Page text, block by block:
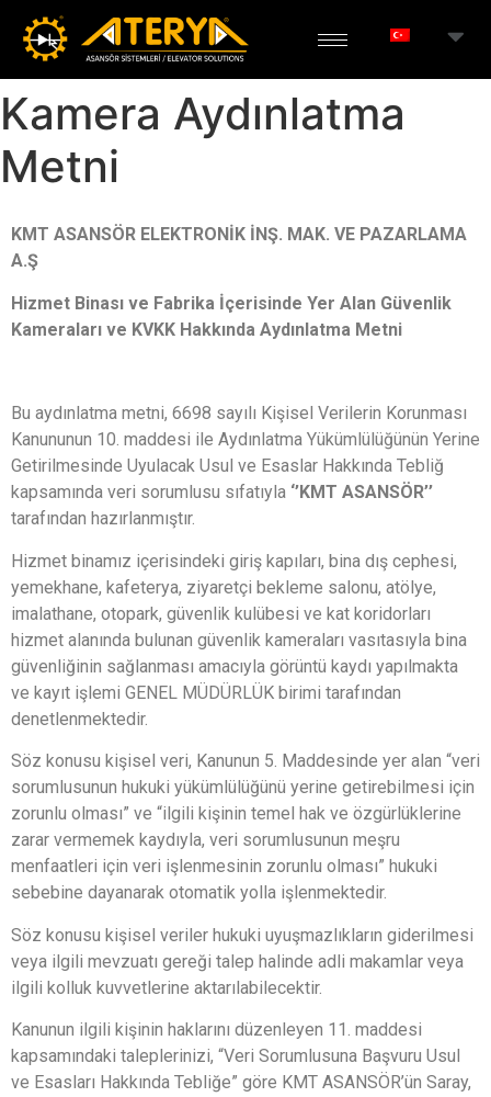
Kamera Aydınlatma
Metni
KMT ASANSÖR ELEKTRONİK İNŞ. MAK. VE PAZARLAMA
A.Ş
Hizmet Binası ve Fabrika İçerisinde Yer Alan Güvenlik
Kameraları ve KVKK Hakkında Aydınlatma Metni
Bu aydınlatma metni, 6698 sayılı Kişisel Verilerin Korunması
Kanununun 10. maddesi ile Aydınlatma Yükümlülüğünün Yerine
Getirilmesinde Uyulacak Usul ve Esaslar Hakkında Tebliğ
kapsamında veri sorumlusu sıfatıyla ‘’KMT ASANSÖR’’
tarafından hazırlanmıştır.
Hizmet binamız içerisindeki giriş kapıları, bina dış cephesi,
yemekhane, kafeterya, ziyaretçi bekleme salonu, atölye,
imalathane, otopark, güvenlik kulübesi ve kat koridorları
hizmet alanında bulunan güvenlik kameraları vasıtasıyla bina
güvenliğinin sağlanması amacıyla görüntü kaydı yapılmakta
ve kayıt işlemi GENEL MÜDÜRLÜK birimi tarafından
denetlenmektedir.
Söz konusu kişisel veri, Kanunun 5. Maddesinde yer alan “veri
sorumlusunun hukuki yükümlülüğünü yerine getirebilmesi için
zorunlu olması” ve “ilgili kişinin temel hak ve özgürlüklerine
zarar vermemek kaydıyla, veri sorumlusunun meşru
menfaatleri için veri işlenmesinin zorunlu olması” hukuki
sebebine dayanarak otomatik yolla işlenmektedir.
Söz konusu kişisel veriler hukuki uyuşmazlıkların giderilmesi
veya ilgili mevzuatı gereği talep halinde adli makamlar veya
ilgili kolluk kuvvetlerine aktarılabilecektir.
Kanunun ilgili kişinin haklarını düzenleyen 11. maddesi
kapsamındaki taleplerinizi, “Veri Sorumlusuna Başvuru Usul
ve Esasları Hakkında Tebliğe” göre KMT ASANSÖR’ün Saray,